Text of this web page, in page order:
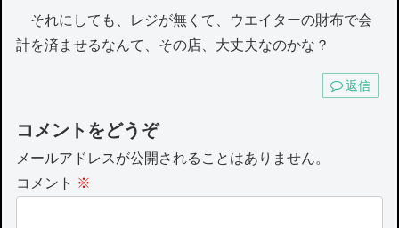
それにしても、レジが無くて、ウエイターの財布で会
計を済ませるなんて、その店、大丈夫なのかな？
返信
コメントをどうぞ
メールアドレスが公開されることはありません。
コメント ※